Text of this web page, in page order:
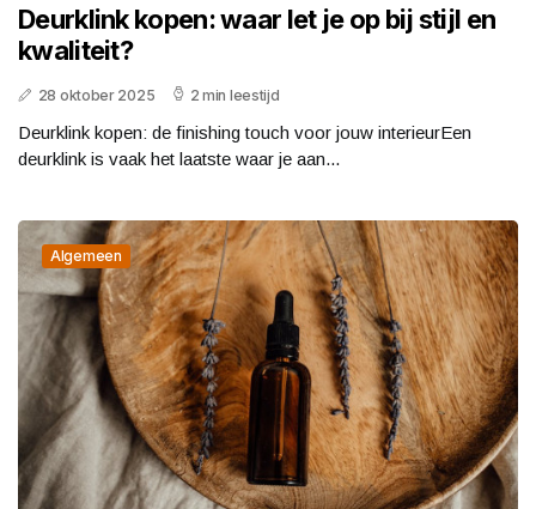
Deurklink kopen: waar let je op bij stijl en
kwaliteit?
28 oktober 2025 2 min leestijd
Deurklink kopen: de finishing touch voor jouw interieurEen
deurklink is vaak het laatste waar je aan...
Algemeen